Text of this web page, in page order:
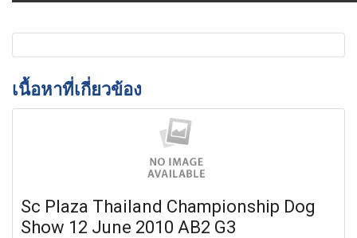
เนื้อหาที่เกี่ยวข้อง
Sc Plaza Thailand Championship Dog
Show 12 June 2010 AB2 G3